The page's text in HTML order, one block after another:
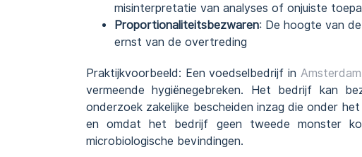
misinterpretatie van analyses of onjuiste
Proportionaliteitsbezwaren: De hoogte van
ernst van de overtreding
Praktijkvoorbeeld: Een voedselbedrijf in Amsterdam
vermeende hygiënegebreken. Het bedrijf kan
onderzoek zakelijke bescheiden inzag die onder
en omdat het bedrijf geen tweede monster
microbiologische bevindingen.